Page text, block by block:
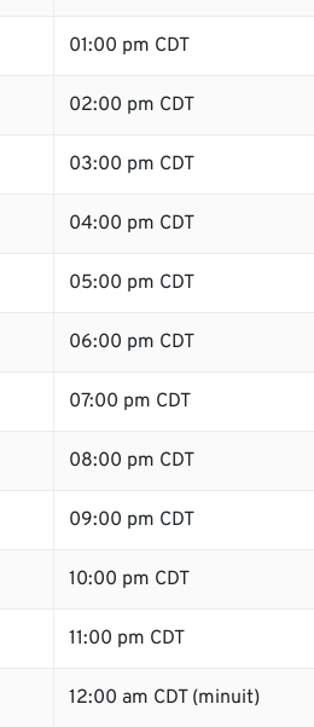
01:00 pm CDT
02:00 pm CDT
03:00 pm CDT
04:00 pm CDT
05:00 pm CDT
06:00 pm CDT
07:00 pm CDT
08:00 pm CDT
09:00 pm CDT
10:00 pm CDT
11:00 pm CDT
12:00 am CDT (minuit)